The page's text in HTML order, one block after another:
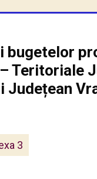
bugetelor
Teritoriale
3